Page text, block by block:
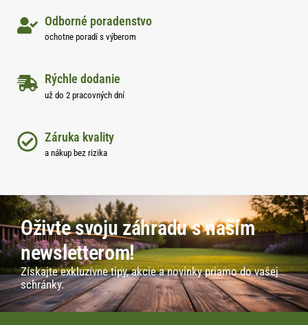
Odborné poradenstvo
ochotne poradí s výberom
Rýchle dodanie
už do 2 pracovných dní
Záruka kvality
a nákup bez rizika
Oživte svoju záhradu s naším
newsletterom!
Získajte exkluzívne tipy, akcie a novinky priamo do vašej
schránky.